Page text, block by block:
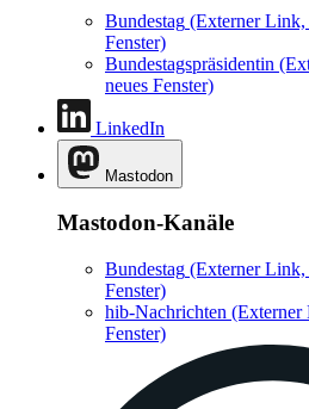
Bundestag (Externer
Fenster)
Bundestagspräsidentin
neues Fenster)
LinkedIn
Mastodon
Mastodon-Kanäle
Bundestag (Externer
Fenster)
hib-Nachrichten (Externer
Fenster)